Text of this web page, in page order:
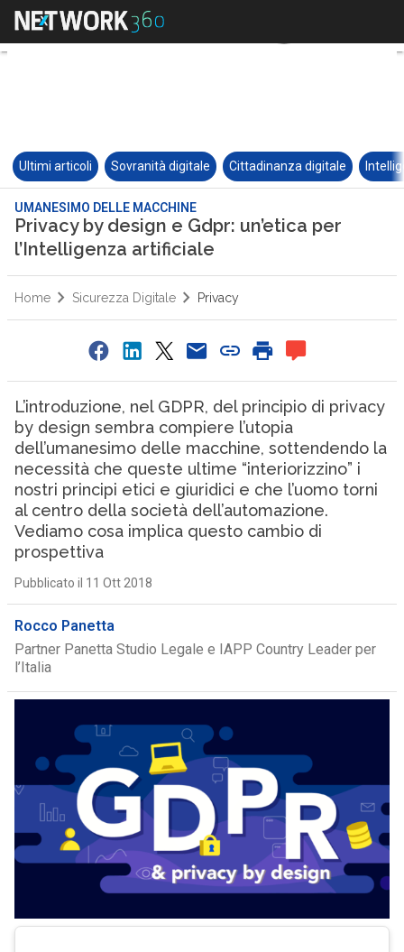
Ultimi articoli Sovranità digitale Cittadinanza digitale
UMANESIMO DELLE MACCHINE
Privacy by design e Gdpr: un’etica per
l’Intelligenza artificiale
Home Sicurezza Digitale Privacy
L’introduzione, nel GDPR, del principio di privacy
by design sembra compiere l’utopia
dell’umanesimo delle macchine, sottendendo la
necessità che queste ultime “interiorizzino” i
nostri principi etici e giuridici e che l’uomo torni
al centro della società dell’automazione.
Vediamo cosa implica questo cambio di
prospettiva
Pubblicato il 11 Ott 2018
Rocco Panetta
Partner Panetta Studio Legale e IAPP Country Leader per
l’Italia